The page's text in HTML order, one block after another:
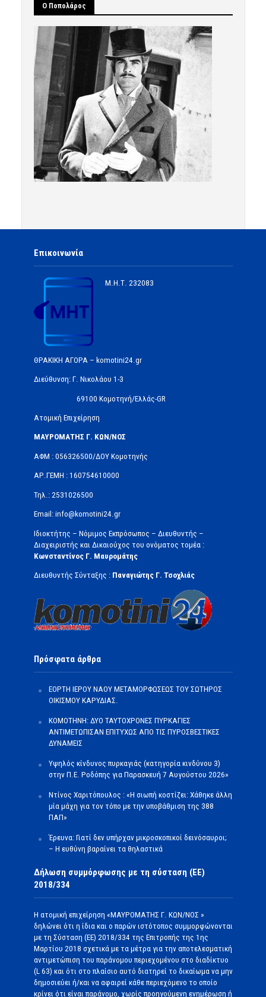
Ο Ποπολάρος
Επικοινωνία
Μ.Η.Τ. 232083
ΘΡΑΚΙΚΗ ΑΓΟΡΑ – komotini24.gr
Διεύθυνση: Γ. Νικολάου 1-3
69100 Κομοτηνή/Ελλάς-GR
Ατομική Επιχείρηση
ΜΑΥΡΟΜΑΤΗΣ Γ. ΚΩΝ/ΝΟΣ
ΑΦΜ : 056326500/ΔOΥ Κομοτηνής
ΑΡ.ΓΕΜΗ : 160754610000
Τηλ.: 2531026500
Email: info@komotini24.gr
Ιδιοκτήτης – Νόμιμος Εκπρόσωπος – Διευθυντής –
Διαχειριστής και Δικαιούχος του ονόματος τομέα :
Κωνσταντίνος Γ. Μαυρομάτης
Διευθυντής Σύνταξης : Παναγιώτης Γ. Τσοχλιάς
Πρόσφατα άρθρα
ΕΟΡΤΗ ΙΕΡΟΥ ΝΑΟΥ ΜΕΤΑΜΟΡΦΩΣΕΩΣ ΤΟΥ ΣΩΤΗΡΟΣ
ΟΙΚΙΣΜΟΥ ΚΑΡΥΔΙΑΣ.
ΚΟΜΟΤΗΝΗ: ΔΥΟ ΤΑΥΤΟΧΡΟΝΕΣ ΠΥΡΚΑΓΙΕΣ
ΑΝΤΙΜΕΤΩΠΙΣΑΝ ΕΠΙΤΥΧΩΣ ΑΠΟ ΤΙΣ ΠΥΡΟΣΒΕΣΤΙΚΕΣ
ΔΥΝΑΜΕΙΣ
Υψηλός κίνδυνος πυρκαγιάς (κατηγορία κινδύνου 3)
στην Π.Ε. Ροδόπης για Παρασκευή 7 Αυγούστου 2026»
Ντίνος Χαριτόπουλος : «Η σιωπή κοστίζει: Χάθηκε άλλη
μία μάχη για τον τόπο με την υποβάθμιση της 388
ΠΑΠ»
Έρευνα: Γιατί δεν υπήρχαν μικροσκοπικοί δεινόσαυροι;
– Η ευθύνη βαραίνει τα θηλαστικά
Δήλωση συμμόρφωσης με τη σύσταση (ΕΕ)
2018/334
Η ατομική επιχείρηση «ΜΑΥΡΟΜΑΤΗΣ Γ. ΚΩΝ/ΝΟΣ »
δηλώνει ότι η ίδια και ο παρών ιστότοπος συμμορφώνονται
με τη Σύσταση (ΕΕ) 2018/334 της Επιτροπής της 1ης
Μαρτίου 2018 σχετικά με τα μέτρα για την αποτελεσματική
αντιμετώπιση του παράνομου περιεχομένου στο διαδίκτυο
(L 63) και ότι στο πλαίσιο αυτό διατηρεί το δικαίωμα να μην
δημοσιεύει ή/και να αφαιρεί κάθε περιεχόμενο το οποίο
κρίνει ότι είναι παράνομο, χωρίς προηγούμενη ενημέρωση ή